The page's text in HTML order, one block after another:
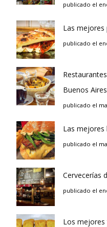
publicado el
Las mejores
publicado el
Buenos Aires
publicado el
Las mejores
publicado el
Cervecerías
publicado el
Los mejores